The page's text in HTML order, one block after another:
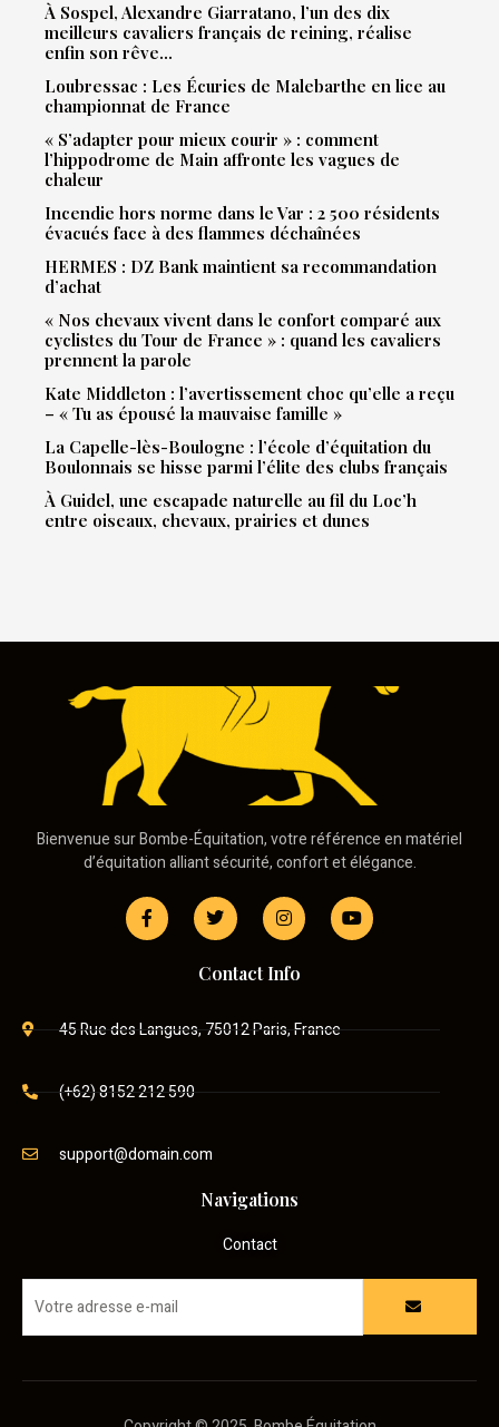
À Sospel, Alexandre Giarratano, l’un des dix
meilleurs cavaliers français de reining, réalise
enfin son rêve…
Loubressac : Les Écuries de Malebarthe en lice au
championnat de France
« S’adapter pour mieux courir » : comment
l’hippodrome de Main affronte les vagues de
chaleur
Incendie hors norme dans le Var : 2 500 résidents
évacués face à des flammes déchaînées
HERMES : DZ Bank maintient sa recommandation
d’achat
« Nos chevaux vivent dans le confort comparé aux
cyclistes du Tour de France » : quand les cavaliers
prennent la parole
Kate Middleton : l’avertissement choc qu’elle a reçu
– « Tu as épousé la mauvaise famille »
La Capelle-lès-Boulogne : l’école d’équitation du
Boulonnais se hisse parmi l’élite des clubs français
À Guidel, une escapade naturelle au fil du Loc’h
entre oiseaux, chevaux, prairies et dunes
Bienvenue sur Bombe-Équitation, votre référence en matériel
d’équitation alliant sécurité, confort et élégance.
Contact Info
45 Rue des Langues, 75012 Paris, France
(+62) 8152 212 590
support@domain.com
Navigations
Contact